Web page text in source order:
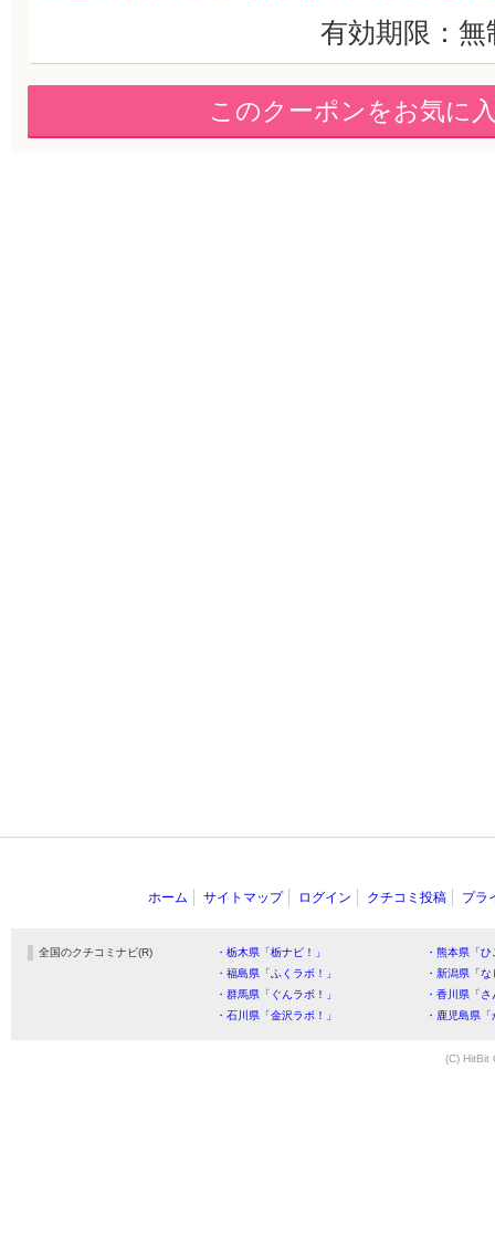
有効期限：無
このクーポンをお気に
ホーム サイトマップ ログイン クチコミ投稿 プラ
全国のクチコミナビ(R) ・栃木県「栃ナビ！」
・熊本県「
・福島県「ふくラボ！」
・新潟県「
・群馬県「ぐんラボ！」
・香川県「
・石川県「金沢ラボ！」
・鹿児島県
(C) HitBit